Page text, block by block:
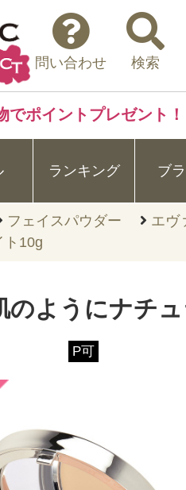
フェイスパウダー
エヴ
ト10g
問い合わせ 検索
でポイントプレゼント！
ランキング ブ
のようにナチ
P可